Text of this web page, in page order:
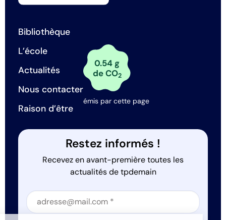
Bibliothèque
L’école
Actualités
Nous contacter
Raison d’être
0.54 g
de CO2
émis par cette page
Restez informés !
Recevez en avant-première toutes les
actualités de tpdemain
Section